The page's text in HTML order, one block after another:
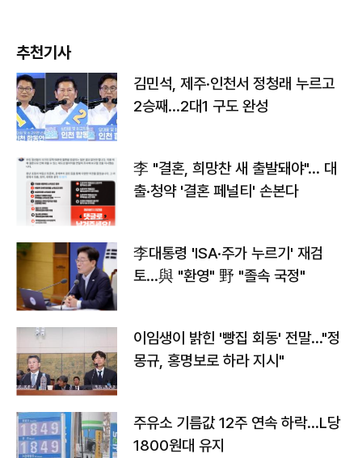
추천기사
김민석, 제주·인천서 정청래 누르고
2승째…2대1 구도 완성
李 "결혼, 희망찬 새 출발돼야"… 대
출·청약 '결혼 페널티' 손본다
李대통령 'ISA·주가 누르기' 재검
토…與 "환영" 野 "졸속 국정"
이임생이 밝힌 '빵집 회동' 전말…"정
몽규, 홍명보로 하라 지시"
주유소 기름값 12주 연속 하락…L당
1800원대 유지